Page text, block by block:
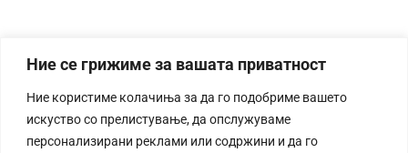
Ние се грижиме за вашата приватност
Ние користиме колачиња за да го подобриме вашето
искуство со прелистување, да опслужуваме
персонализирани реклами или содржини и да го